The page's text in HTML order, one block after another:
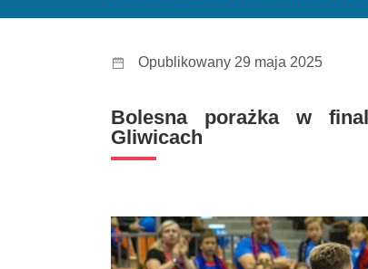
Opublikowany 29 maja 2025
Bolesna porażka w
Gliwicach